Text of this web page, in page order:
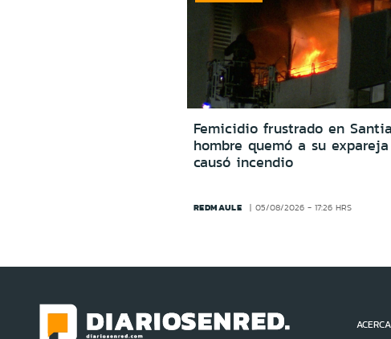
Femicidio frustrado en
hombre quemó a su
causó incendio
REDMAULE 05/08/2026 - 17:26 HRS